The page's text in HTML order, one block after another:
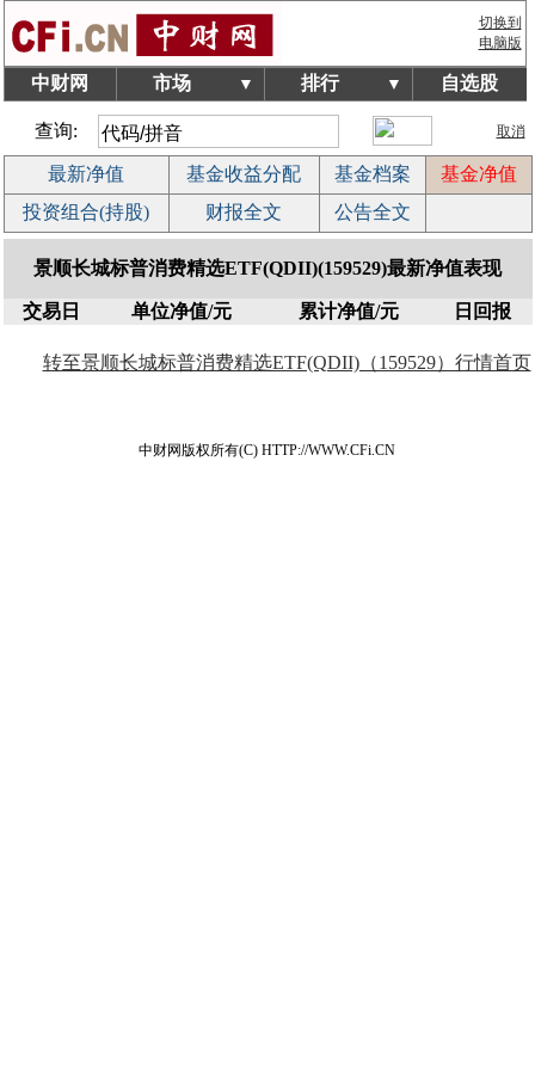
切换到
电脑版
中财网 市场 ▼ 排行 ▼ 自选股
查询: 取消
最新净值 基金收益分配 基金档案
基金净值
投资组合(持股)
财报全文 公告全文
景顺长城标普消费精选ETF(QDII)(159529)最新净值表现
交易日 单位净值/元 累计净值/元 日回报
转至景顺长城标普消费精选ETF(QDII)（159529）行情首页
中财网版权所有(C) HTTP://WWW.CFi.CN